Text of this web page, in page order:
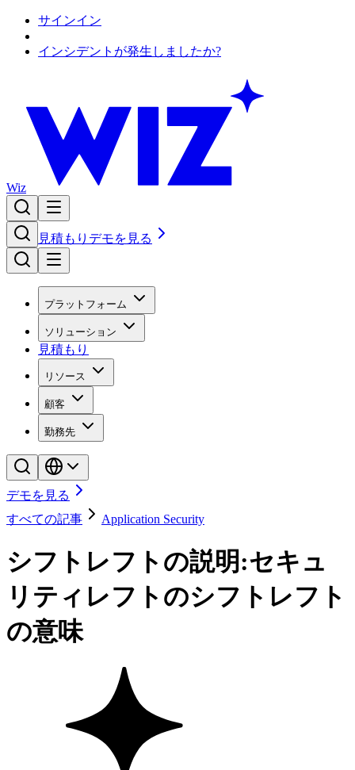
サインイン
インシデントが発生しましたか?
Wiz
見積もり デモを見る
プラットフォーム
ソリューション
見積もり
リソース
顧客
勤務先
デモを見る
すべての記事
Application Security
シフトレフトの説明:セキュ
リティレフトのシフトレフト
の意味